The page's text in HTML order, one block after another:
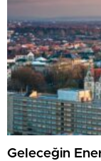
Geleceğin